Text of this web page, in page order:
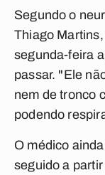
Segundo o
Thiago
segunda-feira
passar. "Ele
nem de tronco
podendo
O médico
seguido a